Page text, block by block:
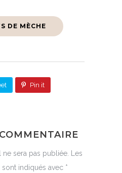
DE MÈCHE
Pin it
sera pas publiée. Les
indiqués avec *